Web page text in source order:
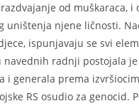
od muškaraca,
uništenja njene ličnosti.
ispunjavaju se svi
navednih radnji postojala
i generala prema
RS osudio za genocid.